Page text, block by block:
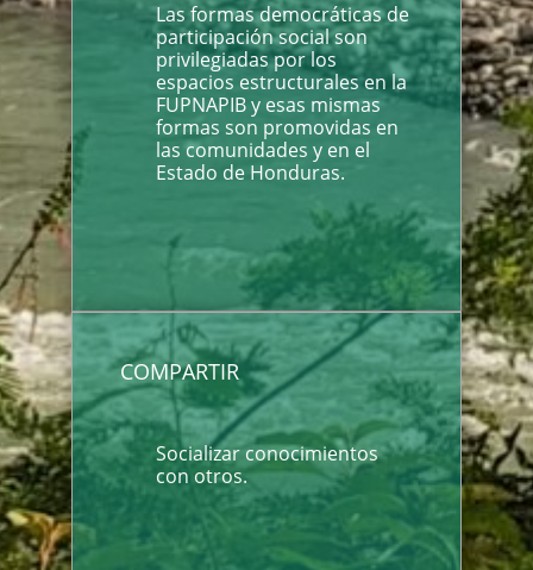
Las formas democráticas de
participación social son
privilegiadas por los
espacios estructurales en la
FUPNAPIB y esas mismas
formas son promovidas en
las comunidades y en el
Estado de Honduras.
COMPARTIR
Socializar conocimientos
con otros.